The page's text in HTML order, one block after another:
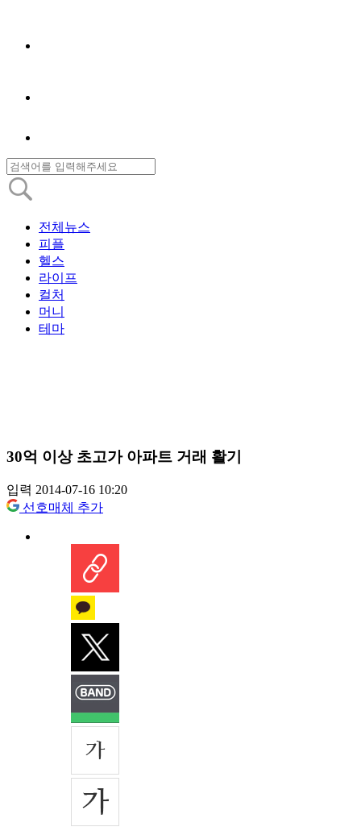
전체뉴스
피플
헬스
라이프
컬처
머니
테마
30억 이상 초고가 아파트 거래 활기
입력 2014-07-16 10:20
선호매체 추가